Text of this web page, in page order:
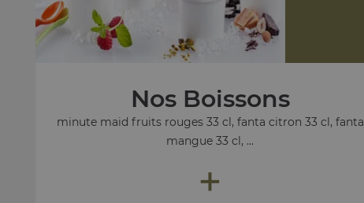
Nos Boissons
minute maid fruits rouges 33 cl, fanta citron 33 cl, fanta
mangue 33 cl, ...
+